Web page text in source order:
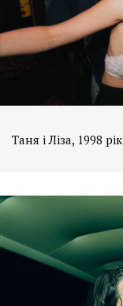
Таня і Ліза, 1998 рік